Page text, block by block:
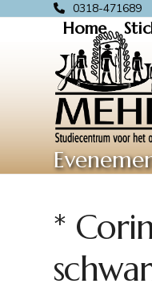
0318-471689
Home
*